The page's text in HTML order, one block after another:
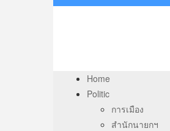
Home
Politic
การเมือง
สำนักนายกฯ